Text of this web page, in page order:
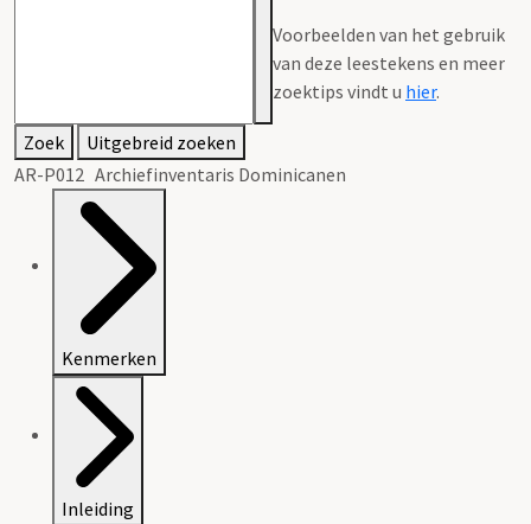
Voorbeelden van het gebruik
van deze leestekens en meer
zoektips vindt u hier.
Zoek
Uitgebreid zoeken
AR-P012 Archiefinventaris Dominicanen
Kenmerken
Inleiding